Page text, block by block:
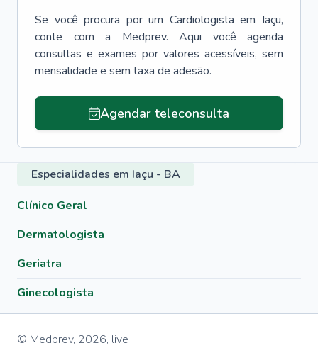
Se você procura por um Cardiologista em Iaçu,
conte com a Medprev. Aqui você agenda
consultas e exames por valores acessíveis, sem
mensalidade e sem taxa de adesão.
Agendar teleconsulta
Especialidades em Iaçu - BA
Clínico Geral
Dermatologista
Geriatra
Ginecologista
© Medprev, 2026, live